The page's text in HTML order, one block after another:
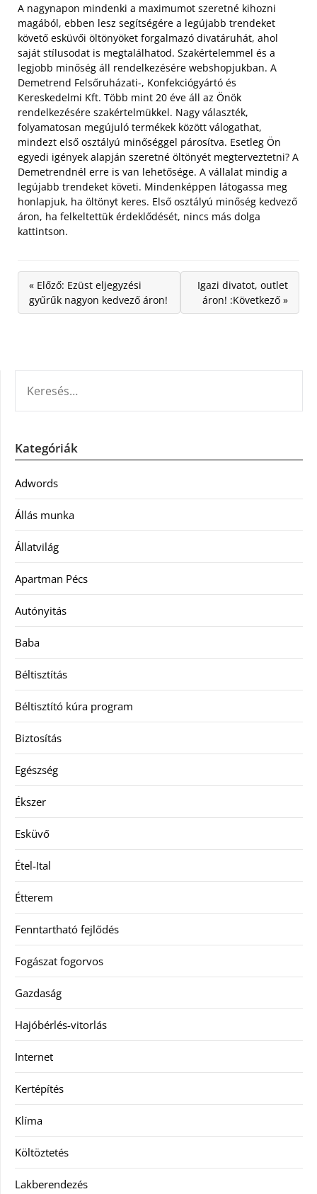
A nagynapon mindenki a maximumot szeretné kihozni
magából, ebben lesz segítségére a legújabb trendeket
követő esküvői öltönyöket forgalmazó divatáruhát, ahol
saját stílusodat is megtalálhatod. Szakértelemmel és a
legjobb minőség áll rendelkezésére webshopjukban. A
Demetrend Felsőruházati-, Konfekciógyártó és
Kereskedelmi Kft. Több mint 20 éve áll az Önök
rendelkezésére szakértelmükkel. Nagy választék,
folyamatosan megújuló termékek között válogathat,
mindezt első osztályú minőséggel párosítva. Esetleg Ön
egyedi igények alapján szeretné öltönyét megterveztetni? A
Demetrendnél erre is van lehetősége. A vállalat mindig a
legújabb trendeket követi. Mindenképpen látogassa meg
honlapjuk, ha öltönyt keres. Első osztályú minőség kedvező
áron, ha felkeltettük érdeklődését, nincs más dolga
kattintson.
« Előző: Ezüst eljegyzési
gyűrűk nagyon kedvező áron!
Igazi divatot, outlet
áron! :Következő »
Kategóriák
Adwords
Állás munka
Állatvilág
Apartman Pécs
Autónyitás
Baba
Béltisztítás
Béltisztító kúra program
Biztosítás
Egészség
Ékszer
Esküvő
Étel-Ital
Étterem
Fenntartható fejlődés
Fogászat fogorvos
Gazdaság
Hajóbérlés-vitorlás
Internet
Kertépítés
Klíma
Költöztetés
Lakberendezés